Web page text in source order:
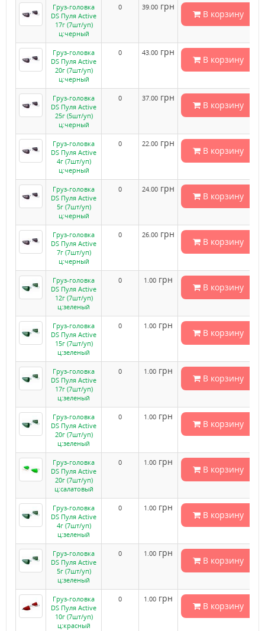
Груз-головка
DS Пуля Active
17г (7шт/уп)
ц:черный
0 39.00 грн
В корзину
Груз-головка
DS Пуля Active
20г (7шт/уп)
ц:черный
0 43.00 грн
В корзину
Груз-головка
DS Пуля Active
25г (5шт/уп)
ц:черный
0 37.00 грн
В корзину
Груз-головка
DS Пуля Active
4г (7шт/уп)
ц:черный
0 22.00 грн
В корзину
Груз-головка
DS Пуля Active
5г (7шт/уп)
ц:черный
0 24.00 грн
В корзину
Груз-головка
DS Пуля Active
7г (7шт/уп)
ц:черный
0 26.00 грн
В корзину
Груз-головка
DS Пуля Active
12г (7шт/уп)
ц:зеленый
0 1.00 грн
В корзину
Груз-головка
DS Пуля Active
15г (7шт/уп)
ц:зеленый
0 1.00 грн
В корзину
Груз-головка
DS Пуля Active
17г (7шт/уп)
ц:зеленый
0 1.00 грн
В корзину
Груз-головка
DS Пуля Active
20г (7шт/уп)
ц:зеленый
0 1.00 грн
В корзину
Груз-головка
DS Пуля Active
20г (7шт/уп)
ц:салатовый
0 1.00 грн
В корзину
Груз-головка
DS Пуля Active
4г (7шт/уп)
ц:зеленый
0 1.00 грн
В корзину
Груз-головка
DS Пуля Active
5г (7шт/уп)
ц:зеленый
0 1.00 грн
В корзину
Груз-головка
DS Пуля Active
10г (7шт/уп)
ц:красный
0 1.00 грн
В корзину